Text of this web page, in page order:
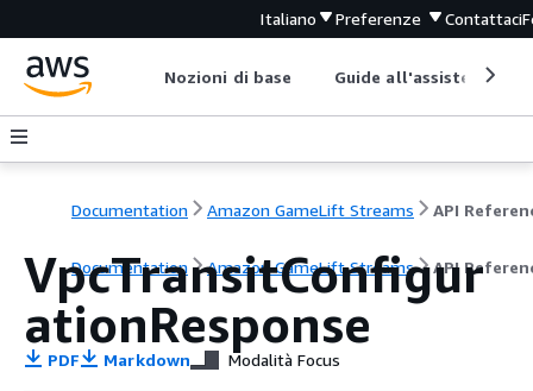
Italiano Preferenze Contattaci
Nozioni di base Guide all'assistenza
Documentation Amazon GameLift Streams API
Documentation Amazon GameLift Streams API
VpcTransitConfigur
ationResponse
PDF Markdown Modalità Focus